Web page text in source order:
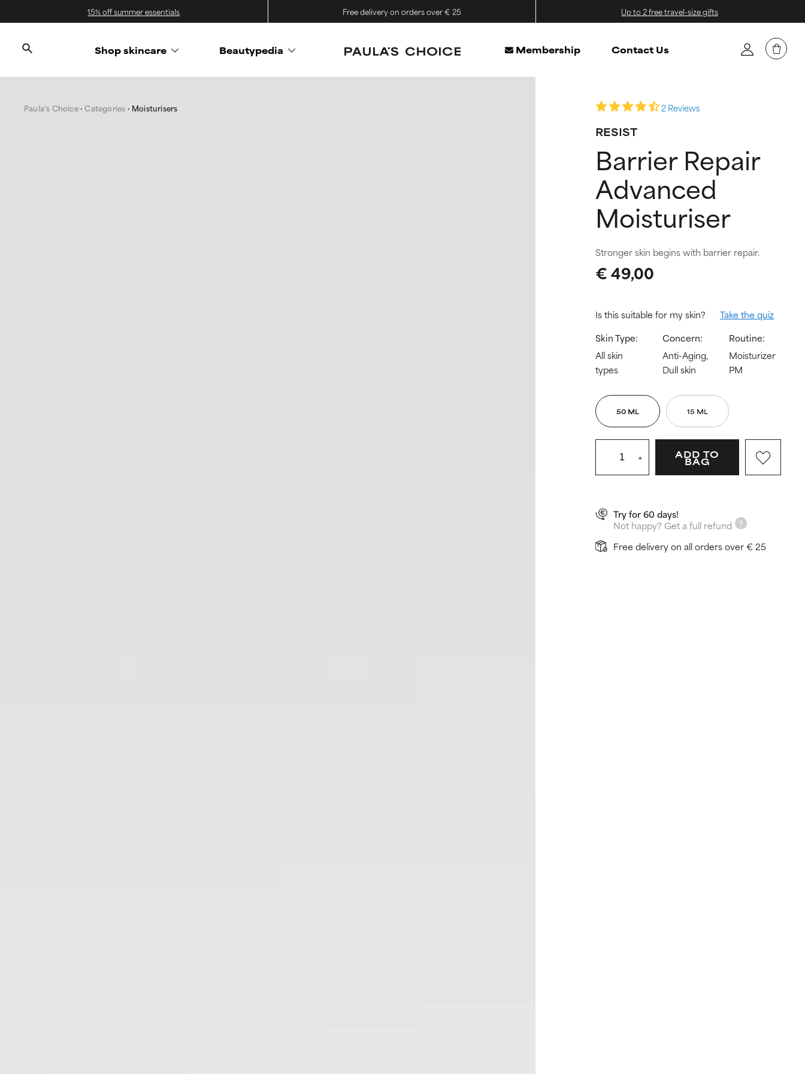
15% off summer essentials Free delivery on orders over € 25 Up to 2 free travel-size gifts
Shop skincare Beautypedia Membership Contact Us
Paula's Choice Categories Moisturisers 2 Reviews
RESIST
Barrier Repair
Advanced
Moisturiser
Stronger skin begins with barrier repair.
€ 49,00
Is this suitable for my skin?
Take the quiz
Skin Type:
All skin
types
Concern:
Anti-Aging,
Dull skin
Routine:
Moisturizer
PM
50 ML 15 ML
+ ADD TO
BAG
Try for 60 days!
Not happy? Get a full refund
Free delivery on all orders over € 25